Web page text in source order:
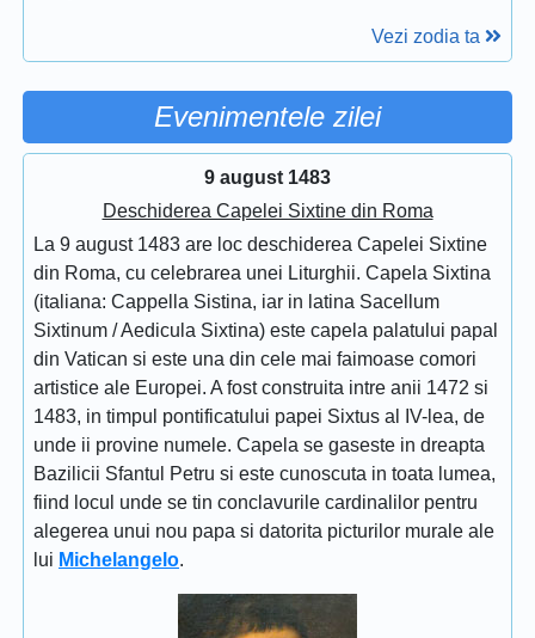
Vezi zodia ta
Evenimentele zilei
9 august 1483
Deschiderea Capelei Sixtine din Roma
La 9 august 1483 are loc deschiderea Capelei Sixtine
din Roma, cu celebrarea unei Liturghii. Capela Sixtina
(italiana: Cappella Sistina, iar in latina Sacellum
Sixtinum / Aedicula Sixtina) este capela palatului papal
din Vatican si este una din cele mai faimoase comori
artistice ale Europei. A fost construita intre anii 1472 si
1483, in timpul pontificatului papei Sixtus al IV-lea, de
unde ii provine numele. Capela se gaseste in dreapta
Bazilicii Sfantul Petru si este cunoscuta in toata lumea,
fiind locul unde se tin conclavurile cardinalilor pentru
alegerea unui nou papa si datorita picturilor murale ale
lui Michelangelo.